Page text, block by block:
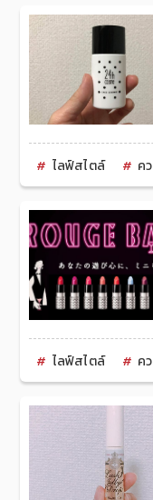
ไลฟ์สไตล์ ค
ไลฟ์สไตล์ ค